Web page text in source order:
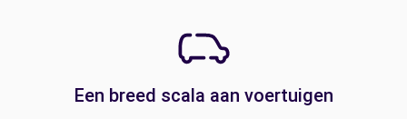
Een breed scala aan voertuigen